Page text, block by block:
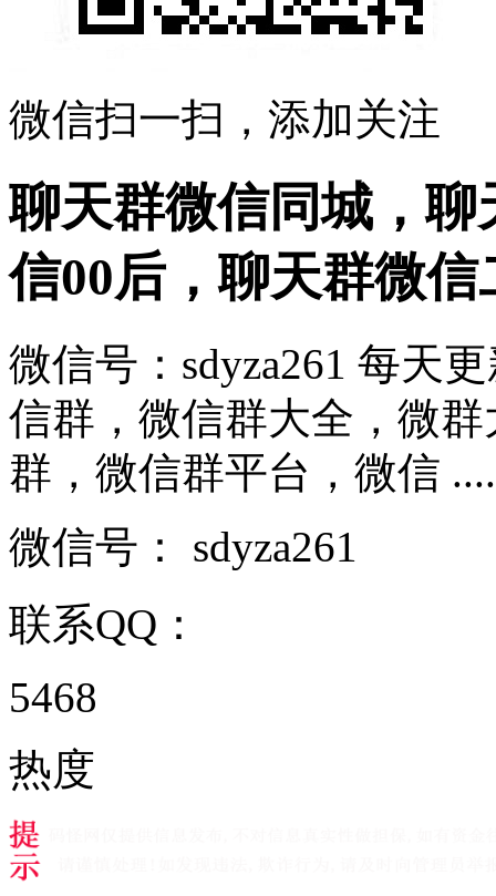
微信扫一扫，添加关注
聊天群微信同城，
信00后，聊天群微
微信号：sdyza261 每天
信群，微信群大全，微
群，微信群平台，微信
微信号： sdyza261
联系QQ：
5468
热度